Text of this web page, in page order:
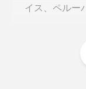
い香り。目的別
しくない私でも
イス、ペルー
本品は芳香